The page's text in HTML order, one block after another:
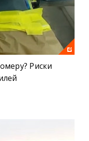
Риски